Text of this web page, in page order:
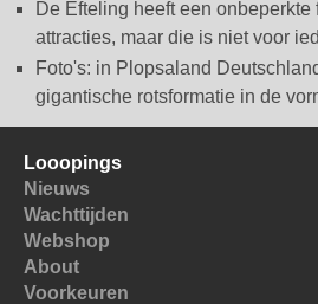
De Efteling heeft een
attracties, maar die is niet voor
Foto's: in Plopsaland
gigantische rotsformatie in de
Looopings
Nieuws
Wachttijden
Webshop
About
Voorkeuren